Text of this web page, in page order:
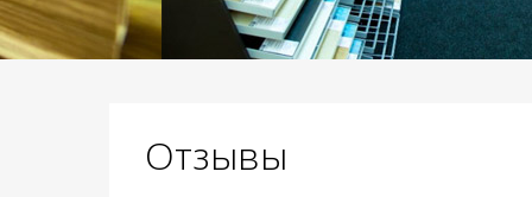
Отзывы